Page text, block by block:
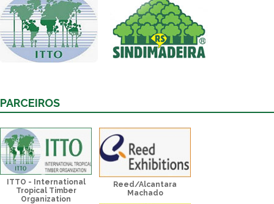
PARCEIROS
ITTO - International
Tropical Timber
Organization
Reed/Alcantara
Machado